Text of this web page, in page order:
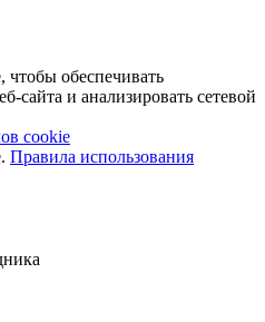
обеспечивать
сайта и анализировать сетевой
cookie
Правила использования